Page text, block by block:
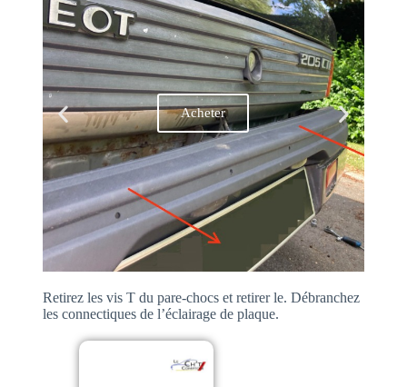
Acheter
Retirez les vis T du pare-chocs et retirer le. Débranchez
les connectiques de l’éclairage de plaque.